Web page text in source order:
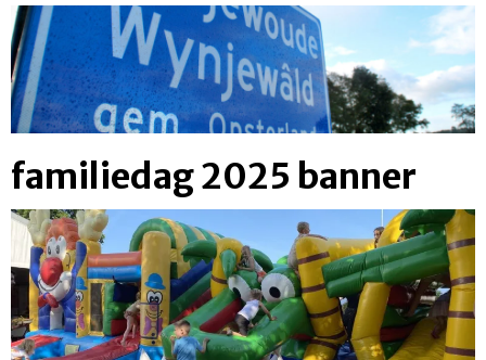
familiedag 2025 banner